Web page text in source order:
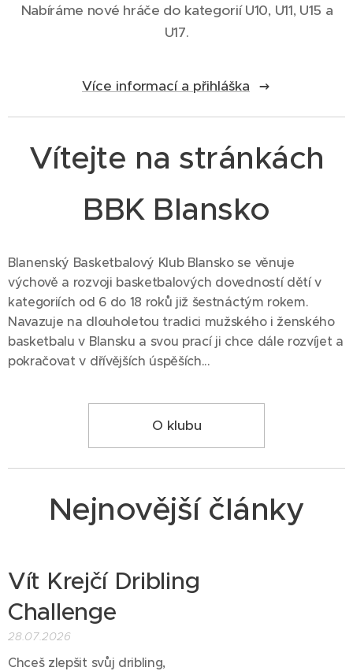
Nabíráme nové hráče do kategorií U10, U11, U15 a
U17.
Více informací a přihláška
Vítejte na stránkách
BBK Blansko
Blanenský Basketbalový Klub Blansko se věnuje
výchově a rozvoji basketbalových dovedností dětí v
kategoriích od 6 do 18 roků již šestnáctým rokem.
Navazuje na dlouholetou tradici mužského i ženského
basketbalu v Blansku a svou prací ji chce dále rozvíjet a
pokračovat v dřívějších úspěších...
O klubu
Nejnovější články
Vít Krejčí Dribling
Challenge
28.07.2026
Chceš zlepšit svůj dribling,